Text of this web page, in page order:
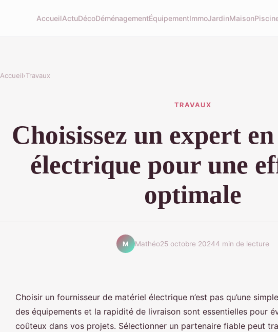
AccueilActuDécoDéménagementÉquipementImmoJardinMaison
Accueil›Travaux
TRAVAUX
Choisissez un expert
électrique pour une
optimale
M Mathéo25 octobre 20244 min de lecture
Choisir un fournisseur de matériel électrique n’est pas qu’une
des équipements et la rapidité de livraison sont essentielles pour
coûteux dans vos projets. Sélectionner un partenaire fiable peut